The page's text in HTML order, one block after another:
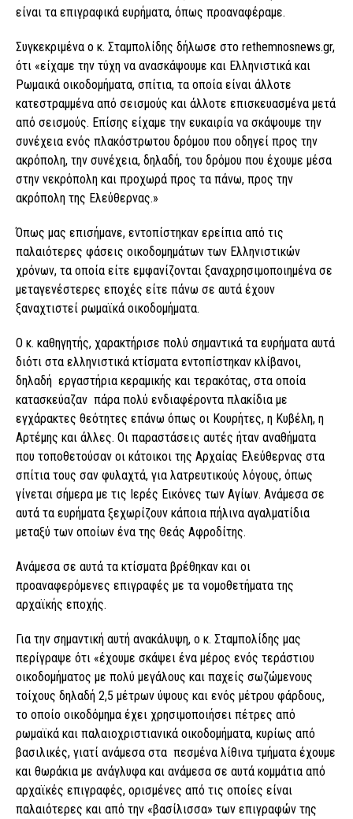
είναι τα επιγραφικά ευρήματα, όπως προαναφέραμε.
Συγκεκριμένα ο κ. Σταμπολίδης δήλωσε στο rethemnosnews.gr,
ότι «είχαμε την τύχη να ανασκάψουμε και Ελληνιστικά και
Ρωμαικά οικοδομήματα, σπίτια, τα οποία είναι άλλοτε
κατεστραμμένα από σεισμούς και άλλοτε επισκευασμένα μετά
από σεισμούς. Επίσης είχαμε την ευκαιρία να σκάψουμε την
συνέχεια ενός πλακόστρωτου δρόμου που οδηγεί προς την
ακρόπολη, την συνέχεια, δηλαδή, του δρόμου που έχουμε μέσα
στην νεκρόπολη και προχωρά προς τα πάνω, προς την
ακρόπολη της Ελεύθερνας.»
Όπως μας επισήμανε, εντοπίστηκαν ερείπια από τις
παλαιότερες φάσεις οικοδομημάτων των Ελληνιστικών
χρόνων, τα οποία είτε εμφανίζονται ξαναχρησιμοποιημένα σε
μεταγενέστερες εποχές είτε πάνω σε αυτά έχουν
ξαναχτιστεί ρωμαϊκά οικοδομήματα.
Ο κ. καθηγητής, χαρακτήρισε πολύ σημαντικά τα ευρήματα αυτά
διότι στα ελληνιστικά κτίσματα εντοπίστηκαν κλίβανοι,
δηλαδή εργαστήρια κεραμικής και τερακότας, στα οποία
κατασκεύαζαν πάρα πολύ ενδιαφέροντα πλακίδια με
εγχάρακτες θεότητες επάνω όπως οι Κουρήτες, η Κυβέλη, η
Αρτέμης και άλλες. Οι παραστάσεις αυτές ήταν αναθήματα
που τοποθετούσαν οι κάτοικοι της Αρχαίας Ελεύθερνας στα
σπίτια τους σαν φυλαχτά, για λατρευτικούς λόγους, όπως
γίνεται σήμερα με τις Ιερές Εικόνες των Αγίων. Ανάμεσα σε
αυτά τα ευρήματα ξεχωρίζουν κάποια πήλινα αγαλματίδια
μεταξύ των οποίων ένα της Θεάς Αφροδίτης.
Ανάμεσα σε αυτά τα κτίσματα βρέθηκαν και οι
προαναφερόμενες επιγραφές με τα νομοθετήματα της
αρχαϊκής εποχής.
Για την σημαντική αυτή ανακάλυψη, ο κ. Σταμπολίδης μας
περίγραψε ότι «έχουμε σκάψει ένα μέρος ενός τεράστιου
οικοδομήματος με πολύ μεγάλους και παχείς σωζώμενους
τοίχους δηλαδή 2,5 μέτρων ύψους και ενός μέτρου φάρδους,
το οποίο οικοδόμημα έχει χρησιμοποιήσει πέτρες από
ρωμαϊκά και παλαιοχριστιανικά οικοδομήματα, κυρίως από
βασιλικές, γιατί ανάμεσα στα πεσμένα λίθινα τμήματα έχουμε
και θωράκια με ανάγλυφα και ανάμεσα σε αυτά κομμάτια από
αρχαϊκές επιγραφές, ορισμένες από τις οποίες είναι
παλαιότερες και από την «βασίλισσα» των επιγραφών της